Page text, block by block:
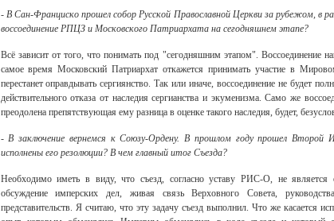
- В Сан-Франциско прошел собор Русской Православной Церкви за рубежом, в
воссоединение РПЦЗ и Московского Патриархата на сегодняшнем этапе?
Всё зависит от того, что понимать под "сегодняшним этапом". Воссоединение
самое время Московский Патриархат откажется принимать участие в
перестанет оправдывать сергиянство. Так или иначе, воссоединение не будет
действительного отказа от наследия сергианства и экуменизма. Само же
преодолена препятствующая ему разница в оценке такого наследия, будет,
- В заключение вернемся к Союзу-Ордену. В прошлом году прошел Второй
исполнены его резолюции? В чем главный итог Съезда?
Необходимо иметь в виду, что съезд, согласно уставу РИС-О, не является
обсуждение имперских дел, живая связь Верховного Совета,
представительств. Я считаю, что эту задачу съезд выполнил. Что же касается